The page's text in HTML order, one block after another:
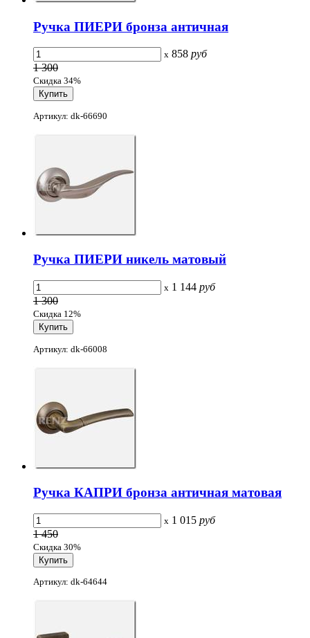
Ручка ПИЕРИ бронза античная
x 858 руб
1 300
Скидка 34%
Артикул: dk-66690
Ручка ПИЕРИ никель матовый
x 1 144 руб
1 300
Скидка 12%
Артикул: dk-66008
Ручка КАПРИ бронза античная матовая
x 1 015 руб
1 450
Скидка 30%
Артикул: dk-64644